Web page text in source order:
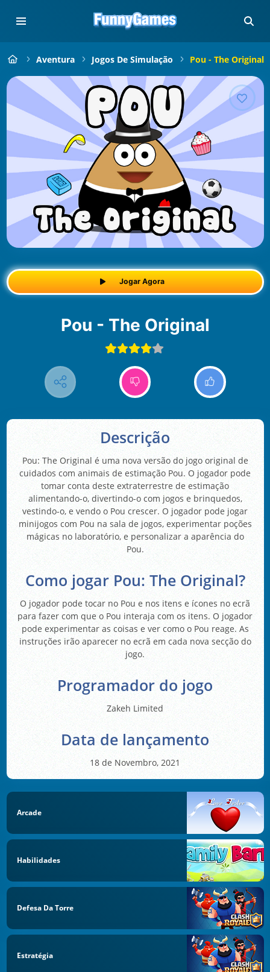
Aventura Jogos De Simulação Pou - The Original
Jogar Agora
Pou - The Original
Descrição
Pou: The Original é uma nova versão do jogo original de
cuidados com animais de estimação Pou. O jogador pode
tomar conta deste extraterrestre de estimação
alimentando-o, divertindo-o com jogos e brinquedos,
vestindo-o, e vendo o Pou crescer. O jogador pode jogar
minijogos com Pou na sala de jogos, experimentar poções
mágicas no laboratório, e personalizar a aparência do
Pou.
Como jogar Pou: The Original?
O jogador pode tocar no Pou e nos itens e ícones no ecrã
para fazer com que o Pou interaja com os itens. O jogador
pode experimentar as coisas e ver como o Pou reage. As
instruções irão aparecer no ecrã em cada nova secção do
jogo.
Programador do jogo
Zakeh Limited
Data de lançamento
18 de Novembro, 2021
Arcade
Habilidades
Defesa Da Torre
Estratégia